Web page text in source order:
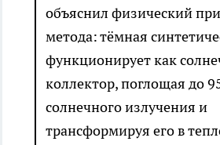
объяснил физический
метода: тёмная
функционирует как
коллектор, поглощая до
солнечного излучения и
трансформируя его в